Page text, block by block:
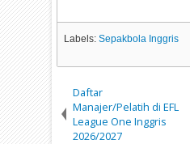
Labels:Sepakbola Inggris
Daftar
Manajer/Pelatih di EFL
League One Inggris
2026/2027